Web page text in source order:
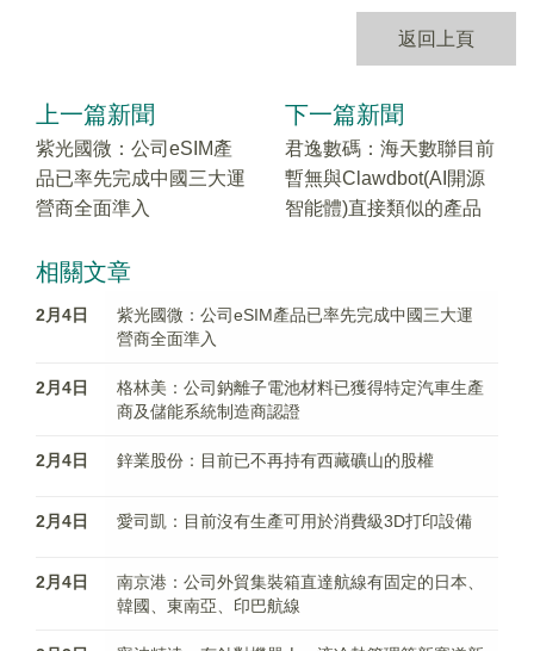
返回上頁
上一篇新聞
紫光國微：公司eSIM產
品已率先完成中國三大運
營商全面準入
下一篇新聞
君逸數碼：海天數聯目前
暫無與Clawdbot(AI開源
智能體)直接類似的產品
相關文章
2月4日
紫光國微：公司eSIM產品已率先完成中國三大運
營商全面準入
2月4日
格林美：公司鈉離子電池材料已獲得特定汽車生產
商及儲能系統制造商認證
2月4日 鋅業股份：目前已不再持有西藏礦山的股權
2月4日 愛司凱：目前沒有生產可用於消費級3D打印設備
2月4日
南京港：公司外貿集裝箱直達航線有固定的日本、
韓國、東南亞、印巴航線